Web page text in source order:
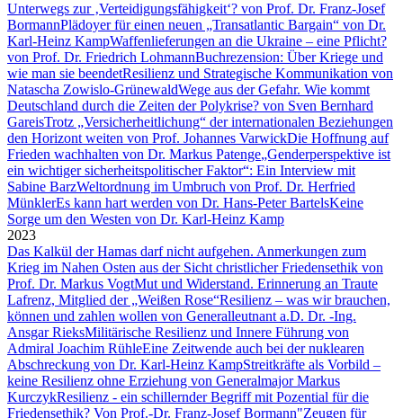
Unterwegs zur ‚Verteidigungsfähigkeit‘? von Prof. Dr. Franz-Josef
BormannPlädoyer für einen neuen „Transatlantic Bargain“ von Dr.
Karl-Heinz KampWaffenlieferungen an die Ukraine – eine Pflicht?
von Prof. Dr. Friedrich LohmannBuchrezension: Über Kriege und
wie man sie beendetResilienz und Strategische Kommunikation von
Natascha Zowislo-GrünewaldWege aus der Gefahr. Wie kommt
Deutschland durch die Zeiten der Polykrise? von Sven Bernhard
GareisTrotz „Versicherheitlichung“ der internationalen Beziehungen
den Horizont weiten von Prof. Johannes VarwickDie Hoffnung auf
Frieden wachhalten von Dr. Markus Patenge„Genderperspektive ist
ein wichtiger sicherheitspolitischer Faktor“: Ein Interview mit
Sabine BarzWeltordnung im Umbruch von Prof. Dr. Herfried
MünklerEs kann hart werden von Dr. Hans-Peter BartelsKeine
Sorge um den Westen von Dr. Karl-Heinz Kamp
2023
Das Kalkül der Hamas darf nicht aufgehen. Anmerkungen zum
Krieg im Nahen Osten aus der Sicht christlicher Friedensethik von
Prof. Dr. Markus VogtMut und Widerstand. Erinnerung an Traute
Lafrenz, Mitglied der „Weißen Rose“Resilienz – was wir brauchen,
können und zahlen wollen von Generalleutnant a.D. Dr. -Ing.
Ansgar RieksMilitärische Resilienz und Innere Führung von
Admiral Joachim RühleEine Zeitwende auch bei der nuklearen
Abschreckung von Dr. Karl-Heinz KampStreitkräfte als Vorbild –
keine Resilienz ohne Erziehung von Generalmajor Markus
KurczykResilienz - ein schillernder Begriff mit Pozential für die
Friedensethik? Von Prof.-Dr. Franz-Josef Bormann"Zeugen für